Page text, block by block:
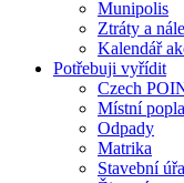
Munipolis
Ztráty a
Kalendář
Potřebuji vyřídit
Czech
Místní
Odpady
Matrika
Stavební